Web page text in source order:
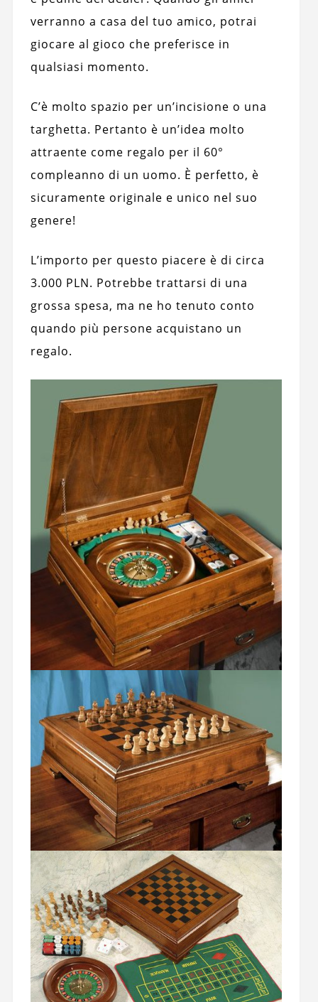
verranno a casa del tuo amico, potrai
giocare al gioco che preferisce in
qualsiasi momento.
C’è molto spazio per un’incisione o una
targhetta. Pertanto è un’idea molto
attraente come regalo per il 60°
compleanno di un uomo. È perfetto, è
sicuramente originale e unico nel suo
genere!
L’importo per questo piacere è di circa
3.000 PLN. Potrebbe trattarsi di una
grossa spesa, ma ne ho tenuto conto
quando più persone acquistano un
regalo.